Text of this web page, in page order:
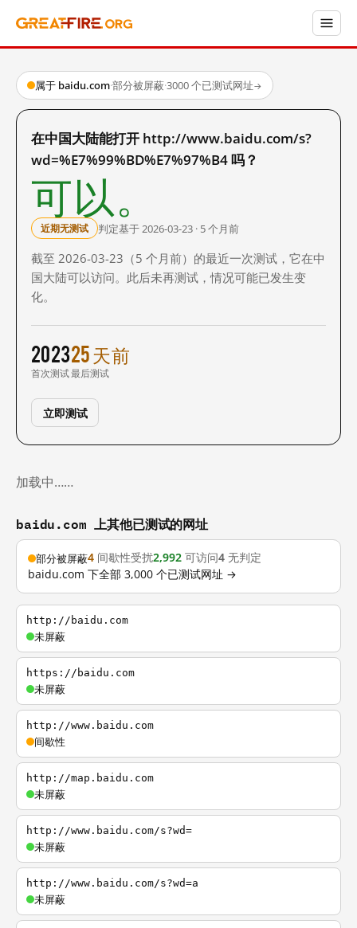
属于 baidu.com·部分被屏蔽·3000 个已测试网址→
在中国大陆能打开 http://www.baidu.com/s?
wd=%E7%99%BD%E7%97%B4 吗？
可以。
近期无测试 判定基于 2026-03-23 · 5 个月前
截至 2026-03-23（5 个月前）的最近一次测试，它在中
国大陆可以访问。此后未再测试，情况可能已发生变
化。
2023
首次测试
25 天前
最后测试
立即测试
加载中……
baidu.com 上其他已测试的网址
部分被屏蔽4 间歇性受扰2,992 可访问4 无判定
baidu.com 下全部 3,000 个已测试网址 →
http://baidu.com
未屏蔽
https://baidu.com
未屏蔽
http://www.baidu.com
间歇性
http://map.baidu.com
未屏蔽
http://www.baidu.com/s?wd=
未屏蔽
http://www.baidu.com/s?wd=a
未屏蔽